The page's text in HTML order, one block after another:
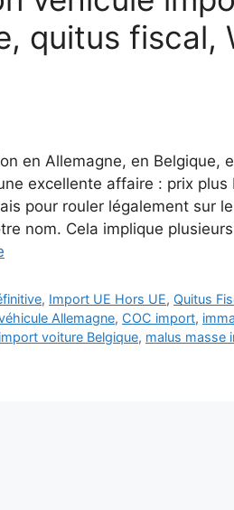
quitus fiscal,
en Allemagne, en Belgique,
excellente affaire : prix
pour rouler légalement sur
nom. Cela implique
, Import UE Hors UE, Quitus
Allemagne, COC import,
import voiture Belgique, malus masse